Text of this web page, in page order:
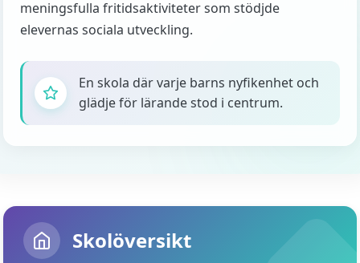
meningsfulla fritidsaktiviteter som stödjde
elevernas sociala utveckling.
En skola där varje barns nyfikenhet och
glädje för lärande stod i centrum.
Skolöversikt